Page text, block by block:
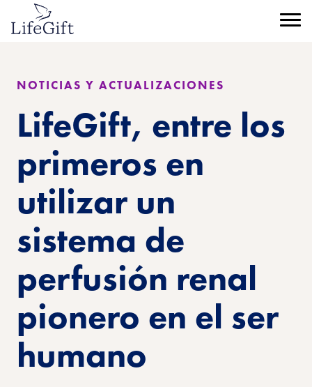
contenido
principal
Menú
NOTICIAS Y ACTUALIZACIONES
LifeGift, entre los
primeros en
utilizar un
sistema de
perfusión renal
pionero en el ser
humano